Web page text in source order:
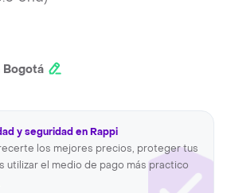
Bogotá
y seguridad en Rappi
los mejores precios, proteger tus
utilizar el medio de pago más practico